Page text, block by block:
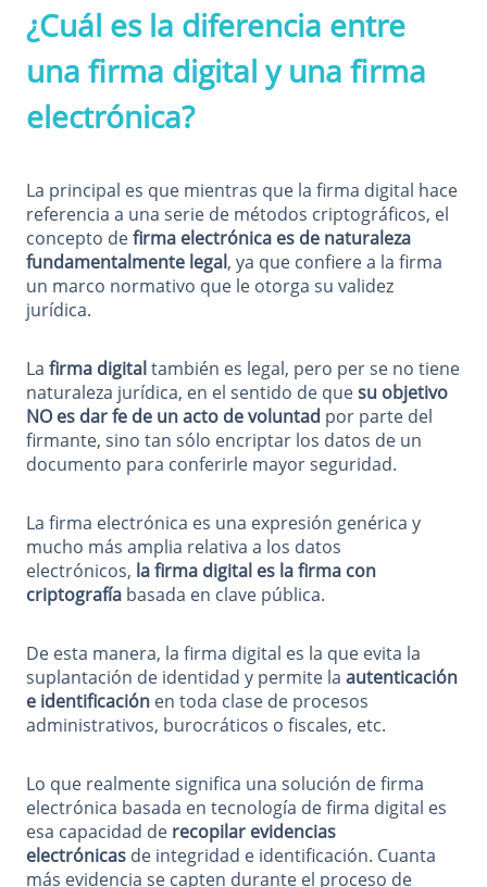
¿Cuál es la diferencia entre
una firma digital y una firma
electrónica?
La principal es que mientras que la firma digital hace
referencia a una serie de métodos criptográficos, el
concepto defirma electrónica es de naturaleza
fundamentalmente legal, ya que confiere a la firma
un marco normativo que le otorga su validez
jurídica.
La firma digital también es legal, pero per se no tiene
naturaleza jurídica, en el sentido de quesu objetivo
NO es dar fe de un acto de voluntad por parte del
firmante, sino tan sólo encriptar los datos de un
documento para conferirle mayor seguridad.
La firma electrónica es una expresión genérica y
mucho más amplia relativa a los datos
electrónicos, la firma digital es la firma con
criptografía basada en clave pública.
De esta manera, la firma digital es la que evita la
suplantación de identidad y permite la autenticación
e identificación en toda clase de procesos
administrativos, burocráticos o fiscales, etc.
Lo que realmente significa una solución de firma
electrónica basada en tecnología de firma digital es
esa capacidad de recopilar evidencias
electrónicas de integridad e identificación. Cuanta
más evidencia se capten durante el proceso de